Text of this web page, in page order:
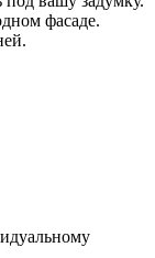
фасаде.